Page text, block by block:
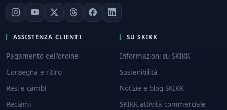
ASSISTENZA CLIENTI
Pagamento dell'ordine
Consegna e ritiro
Resi e cambi
Reclami
SU SKIKK
Informazioni su SKIKK
Sostenibilità
Notizie e blog SKIKK
SKIKK attività commerciale